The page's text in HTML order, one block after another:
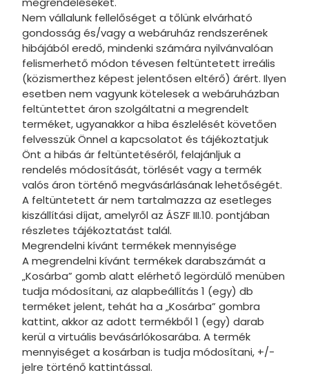
Nem vállalunk fellelőséget a tőlünk elvárható
gondosság és/vagy a webáruház rendszerének
hibájából eredő, mindenki számára nyilvánvalóan
felismerhető módon tévesen feltüntetett irreális
(közismerthez képest jelentősen eltérő) árért. Ilyen
esetben nem vagyunk kötelesek a webáruházban
feltüntettet áron szolgáltatni a megrendelt
terméket, ugyanakkor a hiba észlelését követően
felvesszük Önnel a kapcsolatot és tájékoztatjuk
Önt a hibás ár feltüntetéséről, felajánljuk a
rendelés módosítását, törlését vagy a termék
valós áron történő megvásárlásának lehetőségét.
A feltüntetett ár nem tartalmazza az esetleges
kiszállítási díjat, amelyről az ÁSZF III.10. pontjában
részletes tájékoztatást talál.
Megrendelni kívánt termékek mennyisége
A megrendelni kívánt termékek darabszámát a
„Kosárba” gomb alatt elérhető legördülő menüben
tudja módosítani, az alapbeállítás 1 (egy) db
terméket jelent, tehát ha a „Kosárba” gombra
kattint, akkor az adott termékből 1 (egy) darab
kerül a virtuális bevásárlókosarába. A termék
mennyiséget a kosárban is tudja módosítani, +/-
jelre történő kattintással.